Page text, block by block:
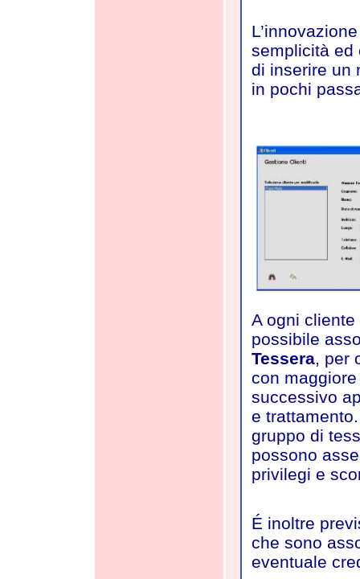
semplicità ed
di inserire un
in pochi
A ogni
possibile
Tessera, per
con
successivo
e
gruppo di
possono
privilegi e
É inoltre
che sono
eventuale